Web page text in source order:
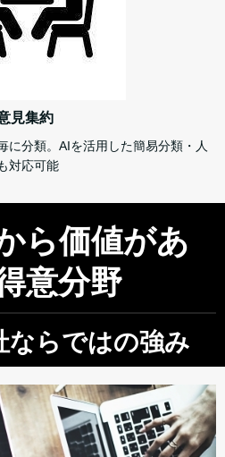
見集約
に分類。AIを活用した簡易分類・人
対応可能
ら価値があ
意分野
ならではの強み